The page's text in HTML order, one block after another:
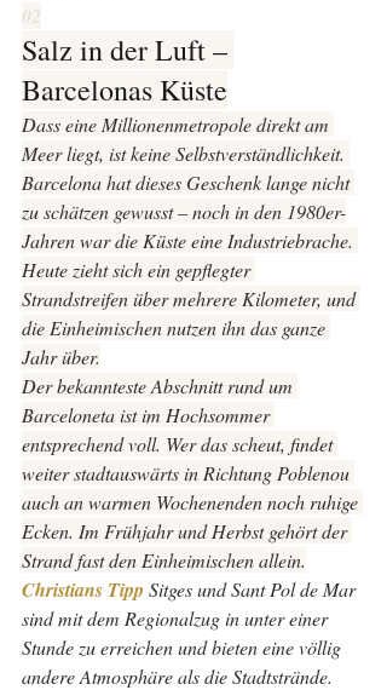
02
Salz in der Luft –
Barcelonas Küste
Dass eine Millionenmetropole direkt am
Meer liegt, ist keine Selbstverständlichkeit.
Barcelona hat dieses Geschenk lange nicht
zu schätzen gewusst – noch in den 1980er-
Jahren war die Küste eine Industriebrache.
Heute zieht sich ein gepflegter
Strandstreifen über mehrere Kilometer, und
die Einheimischen nutzen ihn das ganze
Jahr über.
Der bekannteste Abschnitt rund um
Barceloneta ist im Hochsommer
entsprechend voll. Wer das scheut, findet
weiter stadtauswärts in Richtung Poblenou
auch an warmen Wochenenden noch ruhige
Ecken. Im Frühjahr und Herbst gehört der
Strand fast den Einheimischen allein.
Christians Tipp Sitges und Sant Pol de Mar
sind mit dem Regionalzug in unter einer
Stunde zu erreichen und bieten eine völlig
andere Atmosphäre als die Stadtstrände.